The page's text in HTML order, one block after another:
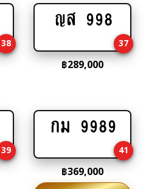
38
Add
cart
ญส 998
37
฿289,000
39
Add
cart
กม 9989
41
฿369,000